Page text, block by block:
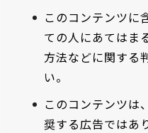
このコンテンツに
ての人にあてはま
方法などに関する
い。
このコンテンツは
奨する広告ではあ